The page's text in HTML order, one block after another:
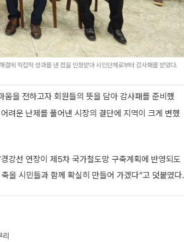
에 직접적 성과를 낸 점을 인정받아 시민단체로부터 감사패를 받았다.
을 전하고자 회원들의 뜻을 담아 감사패를 준비했
려운 난제를 풀어낸 시장의 결단에 지역이 크게 변했
강선 연장이 제5차 국가철도망 구축계획에 반영되도
을 시민들과 함께 확실히 만들어 가겠다”고 덧붙였다.